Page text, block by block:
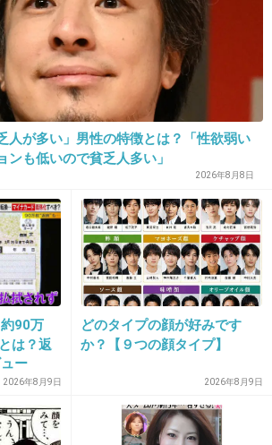
+21 -1
いらんのよ
でどーせチョロく出てこれる
すくらいの社会的ペナルティを
が多い」男性の特徴とは？「性欲弱い
ンも低いので貧乏人多い」
2026年8月8日
90万
は？返
ー
2026年8月9日
どのタイプの顔が好みです
か？【９つの顔タイプ】
2026年8月9日